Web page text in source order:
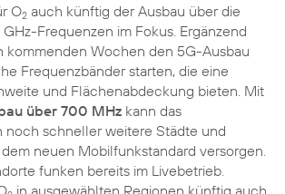
O2 auch künftig der Ausbau über die
Frequenzen im Fokus. Ergänzend
kommenden Wochen den 5G-Ausbau
Frequenzbänder starten, die eine
und Flächenabdeckung bieten. Mit
über 700 MHz kann das
noch schneller weitere Städte und
neuen Mobilfunkstandard versorgen.
funken bereits im Livebetrieb.
in ausgewählten Regionen künftig auch